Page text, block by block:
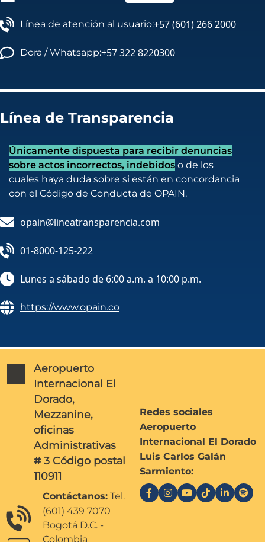
Línea de atención al usuario:+57 (601) 266 2000
Dora / Whatsapp:+57 322 8220300
Línea de Transparencia
Únicamente dispuesta para recibir denuncias
sobre actos incorrectos, indebidos o de los
cuales haya duda sobre si están en concordancia
con el Código de Conducta de OPAIN.
opain@lineatransparencia.com
01-8000-125-222
Lunes a sábado de 6:00 a.m. a 10:00 p.m.
https://www.opain.co
Aeropuerto
Internacional El
Dorado,
Mezzanine,
oficinas
Administrativas
# 3 Código postal
110911
Contáctanos: Tel.
(601) 439 7070
Bogotá D.C. -
Colombia
Redes sociales
Aeropuerto
Internacional El Dorado
Luis Carlos Galán
Sarmiento: